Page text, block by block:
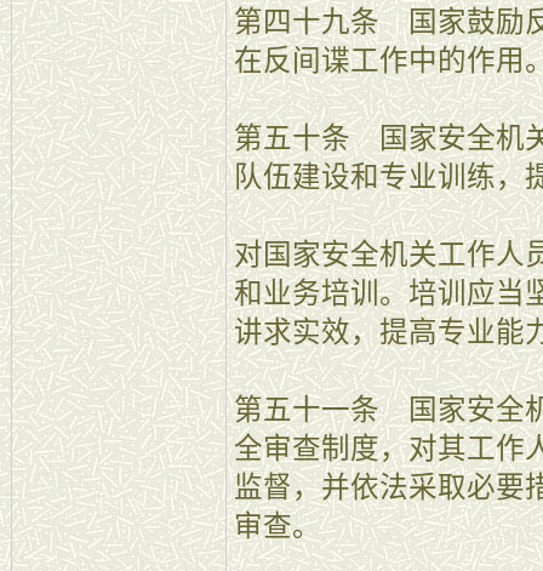
第四十九条 国家鼓励
在反间谍工作中的作用
第五十条 国家安全机
队伍建设和专业训练，
对国家安全机关工作人
和业务培训。培训应当
讲求实效，提高专业能
第五十一条 国家安全
全审查制度，对其工作
监督，并依法采取必要
审查。